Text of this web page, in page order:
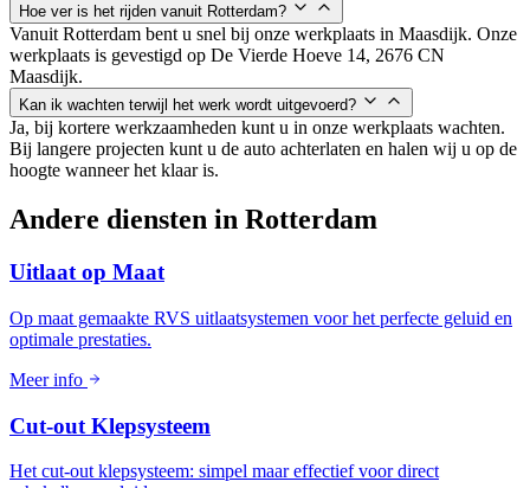
Hoe ver is het rijden vanuit Rotterdam?
Vanuit Rotterdam bent u snel bij onze werkplaats in Maasdijk. Onze
werkplaats is gevestigd op De Vierde Hoeve 14, 2676 CN
Maasdijk.
Kan ik wachten terwijl het werk wordt uitgevoerd?
Ja, bij kortere werkzaamheden kunt u in onze werkplaats wachten.
Bij langere projecten kunt u de auto achterlaten en halen wij u op de
hoogte wanneer het klaar is.
Andere diensten in Rotterdam
Uitlaat op Maat
Op maat gemaakte RVS uitlaatsystemen voor het perfecte geluid en
optimale prestaties.
Meer info
Cut-out Klepsysteem
Het cut-out klepsysteem: simpel maar effectief voor direct